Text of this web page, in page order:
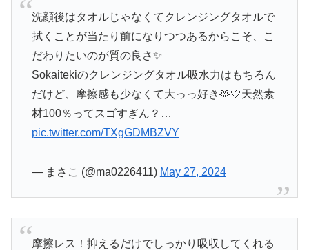
洗顔後はタオルじゃなくてクレンジングタオルで
拭くことが当たり前になりつつあるからこそ、こ
だわりたいのが質の良さ✨️
Sokaitekiのクレンジングタオル吸水力はもちろん
だけど、摩擦感も少なくて大っっ好き🫶🤍天然素
材100％ってスゴすぎん？…
pic.twitter.com/TXgGDMBZVY
— まさこ (@ma0226411) May 27, 2024
摩擦レス！抑えるだけでしっかり吸収してくれる